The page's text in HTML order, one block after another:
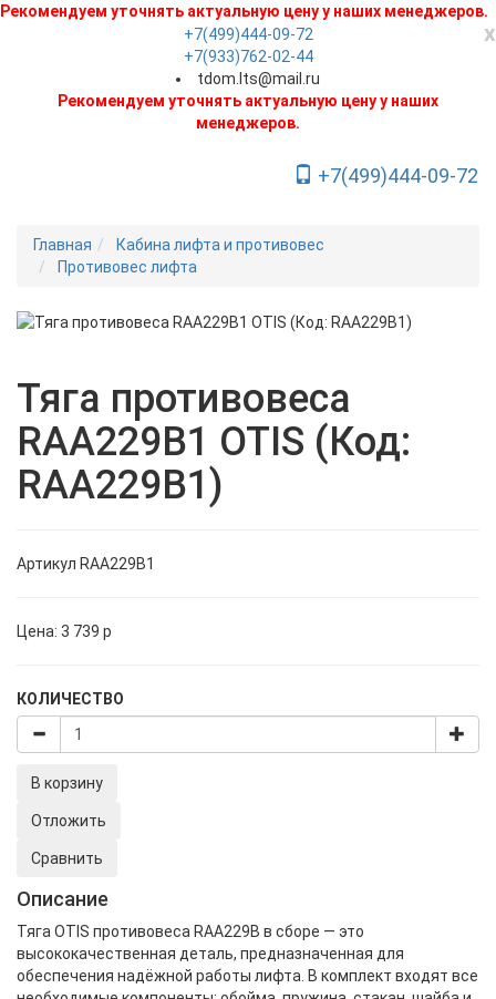
Рекомендуем уточнять актуальную цену у наших менеджеров.
x
+7(499)444-09-72
+7(933)762-02-44
tdom.lts@mail.ru
Рекомендуем уточнять актуальную цену у наших
менеджеров.
+7(499)444-09-72
Toggle Navigation
Главная
Кабина лифта и противовес
Противовес лифта
Тяга противовеса
RAA229B1 OTIS (Код:
RAA229B1)
Артикул RAA229B1
Цена: 3 739 p
КОЛИЧЕСТВО
В корзину
Отложить
Сравнить
Описание
Тяга OTIS противовеса RAA229B в сборе — это
высококачественная деталь, предназначенная для
обеспечения надёжной работы лифта. В комплект входят все